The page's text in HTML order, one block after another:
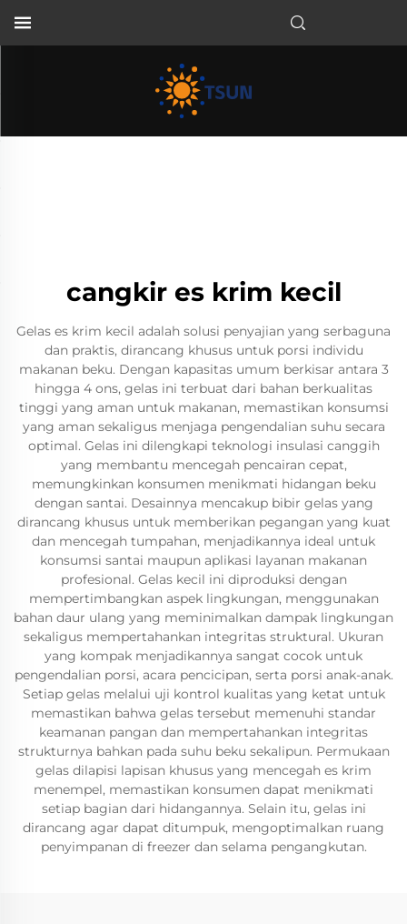
cangkir es krim kecil
Gelas es krim kecil adalah solusi penyajian yang serbaguna
dan praktis, dirancang khusus untuk porsi individu
makanan beku. Dengan kapasitas umum berkisar antara 3
hingga 4 ons, gelas ini terbuat dari bahan berkualitas
tinggi yang aman untuk makanan, memastikan konsumsi
yang aman sekaligus menjaga pengendalian suhu secara
optimal. Gelas ini dilengkapi teknologi insulasi canggih
yang membantu mencegah pencairan cepat,
memungkinkan konsumen menikmati hidangan beku
dengan santai. Desainnya mencakup bibir gelas yang
dirancang khusus untuk memberikan pegangan yang kuat
dan mencegah tumpahan, menjadikannya ideal untuk
konsumsi santai maupun aplikasi layanan makanan
profesional. Gelas kecil ini diproduksi dengan
mempertimbangkan aspek lingkungan, menggunakan
bahan daur ulang yang meminimalkan dampak lingkungan
sekaligus mempertahankan integritas struktural. Ukuran
yang kompak menjadikannya sangat cocok untuk
pengendalian porsi, acara pencicipan, serta porsi anak-anak.
Setiap gelas melalui uji kontrol kualitas yang ketat untuk
memastikan bahwa gelas tersebut memenuhi standar
keamanan pangan dan mempertahankan integritas
strukturnya bahkan pada suhu beku sekalipun. Permukaan
gelas dilapisi lapisan khusus yang mencegah es krim
menempel, memastikan konsumen dapat menikmati
setiap bagian dari hidangannya. Selain itu, gelas ini
dirancang agar dapat ditumpuk, mengoptimalkan ruang
penyimpanan di freezer dan selama pengangkutan.